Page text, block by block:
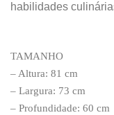
habilidades
TAMANHO
– Altura: 81 cm
– Largura: 73 cm
– Profundidade: 60 cm